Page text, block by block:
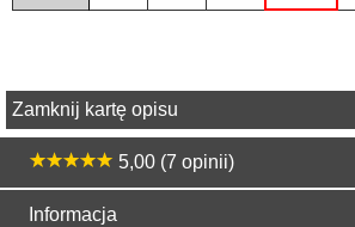
Zamknij kartę opisu
5,00 (7 opinii)
Informacja